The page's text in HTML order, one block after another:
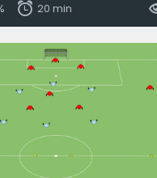
20 min